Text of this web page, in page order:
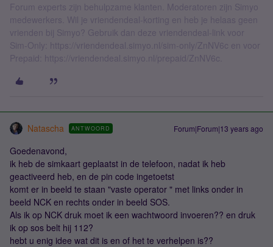
Forum experts zijn behulpzame klanten. Moderatoren zijn Simyo
medewerkers. Wil je vriendendeal-korting en heb je helaas geen
vrienden bij Simyo? Gebruik dan deze vriendendeal-link voor
Sim-Only: https://vriendendeal.simyo.nl/sim-only/ZnNV6c en voor
Prepaid: https://vriendendeal.simyo.nl/prepaid/ZnNV6c.
Natascha ANTWOORD Forum|Forum|13 years ago
Goedenavond,
ik heb de simkaart geplaatst in de telefoon, nadat ik heb
geactiveerd heb, en de pin code ingetoetst
komt er in beeld te staan "vaste operator " met links onder in
beeld NCK en rechts onder in beeld SOS.
Als ik op NCK druk moet ik een wachtwoord invoeren?? en druk
ik op sos belt hij 112?
hebt u enig idee wat dit is en of het te verhelpen is??